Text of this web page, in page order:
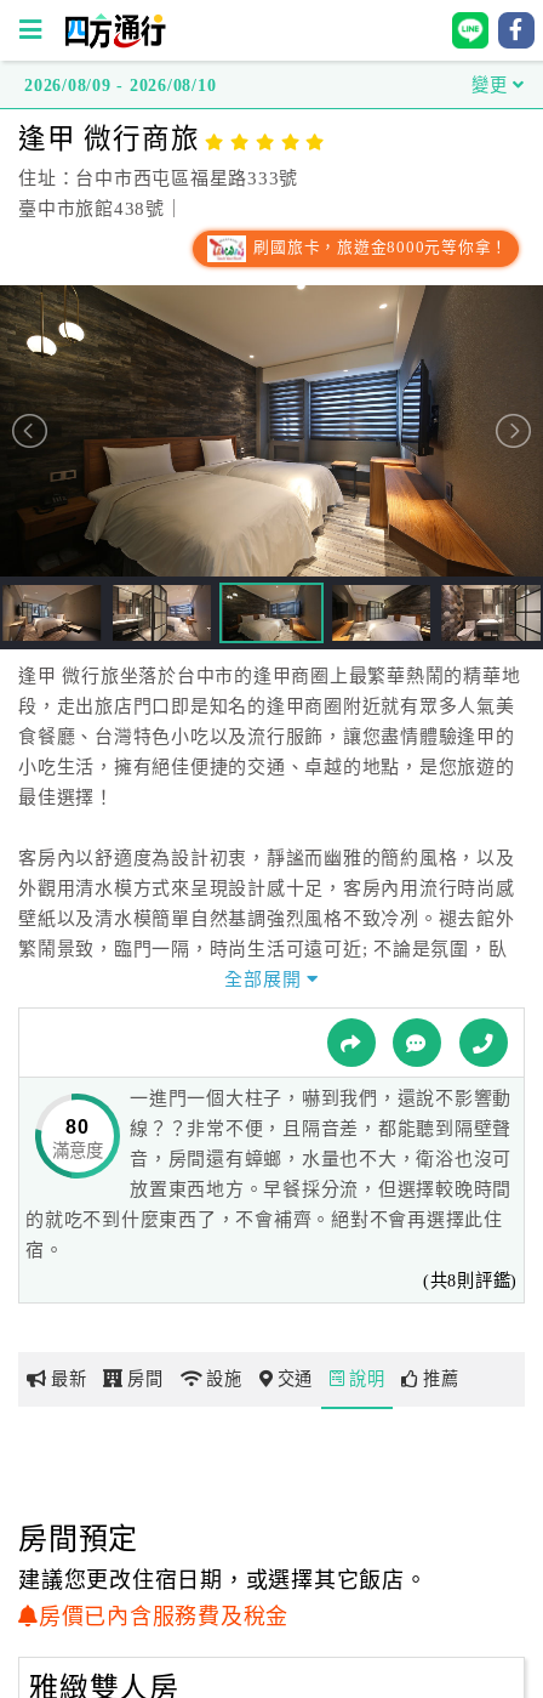
方
通
行
台
灣
房
直
跟
飯
店
訂
房
HOT
特
民
宿
球
網
帶
你
樂
客
務
顧
2026/08/09 - 2026/08/10 變更
逢甲 微行商旅
住址：台中市西屯區福星路333號
臺中市旅館438號｜
刷國旅卡，旅遊金8000元等你拿！
逢甲 微行旅坐落於台中市的逢甲商圈上最繁華熱鬧的精華地
段，走出旅店門口即是知名的逢甲商圈附近就有眾多人氣美
食餐廳、台灣特色小吃以及流行服飾，讓您盡情體驗逢甲的
小吃生活，擁有絕佳便捷的交通、卓越的地點，是您旅遊的
最佳選擇！
客房內以舒適度為設計初衷，靜謐而幽雅的簡約風格，以及
外觀用清水模方式來呈現設計感十足，客房內用流行時尚感
壁紙以及清水模簡單自然基調強烈風格不致冷冽。褪去館外
繁鬧景致，臨門一隔，時尚生活可遠可近; 不論是氛圍，臥
床，淋浴間，更有跳色 Mini Bar 等。絕對讓旅人不只驚艷，
且玩味。
全部展開
80
滿意度
一進門一個大柱子，嚇到我們，還說不影響動
線？？非常不便，且隔音差，都能聽到隔壁聲
音，房間還有蟑螂，水量也不大，衛浴也沒可
放置東西地方。早餐採分流，但選擇較晚時間
的就吃不到什麼東西了，不會補齊。絕對不會再選擇此住
宿。
(共8則評鑑)
最新 房間 設施 交通 說明 推薦
房間預定
建議您更改住宿日期，或選擇其它飯店。
房價已內含服務費及稅金
雅緻雙人房